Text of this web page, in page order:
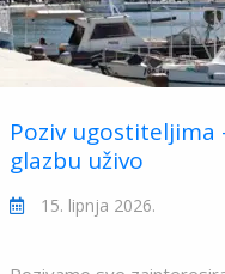
Poziv ugostiteljima
glazbu uživo
15. lipnja 2026.